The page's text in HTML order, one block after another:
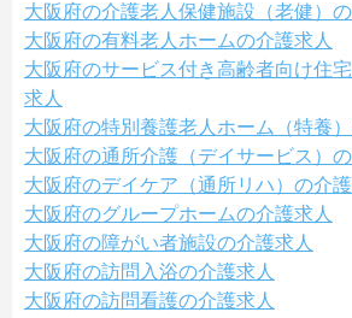
大阪府の介護老人保健施設（老健）
大阪府の有料老人ホームの介護求人
大阪府のサービス付き高齢者向け住
求人
大阪府の特別養護老人ホーム（特養
大阪府の通所介護（デイサービス）
大阪府のデイケア（通所リハ）の介
大阪府のグループホームの介護求人
大阪府の障がい者施設の介護求人
大阪府の訪問入浴の介護求人
大阪府の訪問看護の介護求人